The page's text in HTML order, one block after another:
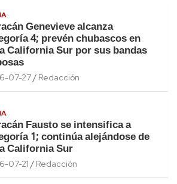
Genevieve alcanza
4; prevén chubascos en
California Sur por sus bandas
07-27 Redacción
Fausto se intensifica a
1; continúa alejándose de
California Sur
07-21 Redacción